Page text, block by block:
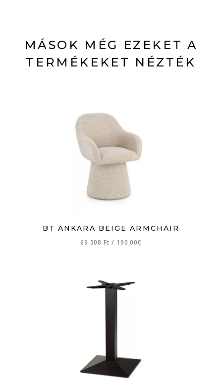
MÁSOK MÉG EZEKET A
TERMÉKEKET NÉZTÉK
BT ANKARA BEIGE ARMCHAIR
69 508 Ft/ 190,00€